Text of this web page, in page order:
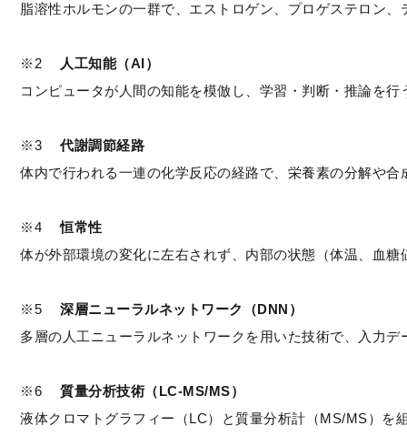
脂溶性ホルモンの一群で、エストロゲン、プロゲステロン
※2 人工知能（AI）
コンピュータが人間の知能を模倣し、学習・判断・推論を
※3 代謝調節経路
体内で行われる一連の化学反応の経路で、栄養素の分解や
※4 恒常性
体が外部環境の変化に左右されず、内部の状態（体温、血
※5 深層ニューラルネットワーク（DNN ）
多層の人工ニューラルネットワークを用いた技術で、入力
※6 質量分析技術（LC-MS/MS）
液体クロマトグラフィー（LC）と質量分析計（MS/MS）を